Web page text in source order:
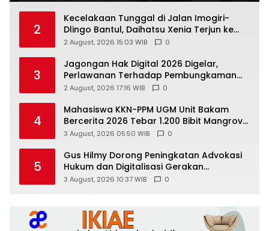
2
Kecelakaan Tunggal di Jalan Imogiri-
Dlingo Bantul, Daihatsu Xenia Terjun ke
Jurang
2 August, 2026 15:03 WIB 0
3
Jagongan Hak Digital 2026 Digelar,
Perlawanan Terhadap Pembungkaman
Media Digital
2 August, 2026 17:16 WIB 0
4
Mahasiswa KKN-PPM UGM Unit Bakam
Bercerita 2026 Tebar 1.200 Bibit Mangrove
di Sungai Air Layang
3 August, 2026 05:50 WIB 0
5
Gus Hilmy Dorong Peningkatan Advokasi
Hukum dan Digitalisasi Gerakan
Meningkatkan Kualitas PMII DIY
3 August, 2026 10:37 WIB 0